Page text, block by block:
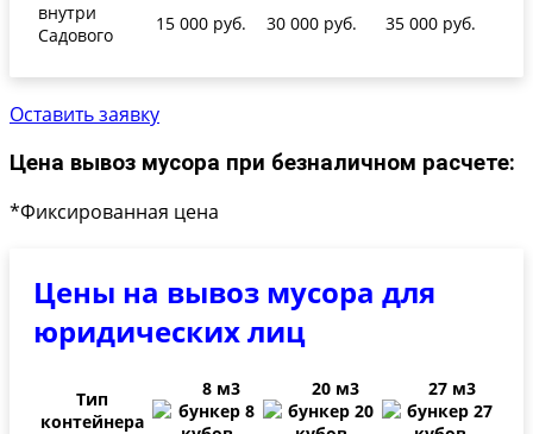
внутри
Садового
15 000 руб. 30 000 руб. 35 000 руб.
Оставить заявку
Цена вывоз мусора при безналичном расчете:
*Фиксированная цена
Цены на вывоз мусора для
юридических лиц
Тип
контейнера
8 м3 20 м3 27 м3